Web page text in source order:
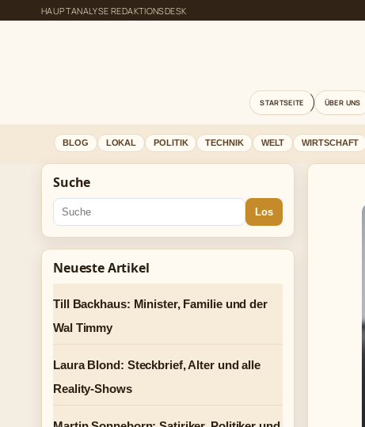
HAUPTANALYSE REDAKTIONSDESK
STARTSEITE ÜBER UNS
BLOG LOKAL POLITIK TECHNIK WELT WIRTSCHAFT
Suche
Los
Neueste Artikel
Till Backhaus: Minister, Familie und der
Wal Timmy
Laura Blond: Steckbrief, Alter und alle
Reality-Shows